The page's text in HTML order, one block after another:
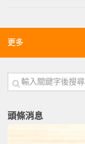
更多
頭條消息